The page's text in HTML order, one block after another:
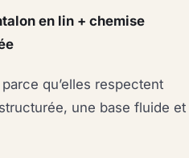
en lin + chemise
qu’elles respectent
une base fluide et